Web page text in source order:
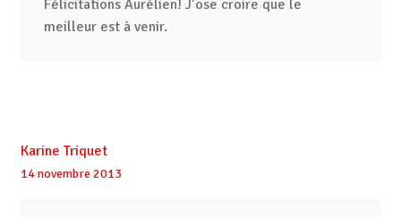
Félicitations Aurélien! J’ose croire que le
meilleur est à venir.
Karine Triquet
14 novembre 2013